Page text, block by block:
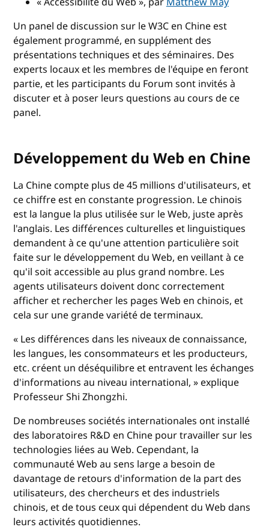
Un panel de discussion sur le W3C en Chine est
également programmé, en supplément des
présentations techniques et des séminaires. Des
experts locaux et les membres de l'équipe en feront
partie, et les participants du Forum sont invités à
discuter et à poser leurs questions au cours de ce
panel.
Développement du Web en Chine
La Chine compte plus de 45 millions d'utilisateurs, et
ce chiffre est en constante progression. Le chinois
est la langue la plus utilisée sur le Web, juste après
l'anglais. Les différences culturelles et linguistiques
demandent à ce qu'une attention particulière soit
faite sur le développement du Web, en veillant à ce
qu'il soit accessible au plus grand nombre. Les
agents utilisateurs doivent donc correctement
afficher et rechercher les pages Web en chinois, et
cela sur une grande variété de terminaux.
« Les différences dans les niveaux de connaissance,
les langues, les consommateurs et les producteurs,
etc. créent un déséquilibre et entravent les échanges
d'informations au niveau international, » explique
Professeur Shi Zhongzhi.
De nombreuses sociétés internationales ont installé
des laboratoires R&D en Chine pour travailler sur les
technologies liées au Web. Cependant, la
communauté Web au sens large a besoin de
davantage de retours d'information de la part des
utilisateurs, des chercheurs et des industriels
chinois, et de tous ceux qui dépendent du Web dans
leurs activités quotidiennes.